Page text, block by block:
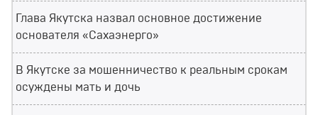
Глава Якутска назвал основное достижение
основателя «Сахаэнерго»
В Якутске за мошенничество к реальным срокам
осуждены мать и дочь